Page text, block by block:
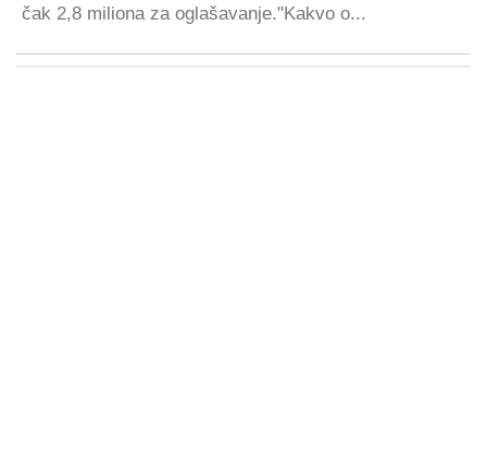
čak 2,8 miliona za oglašavanje."Kakvo o...